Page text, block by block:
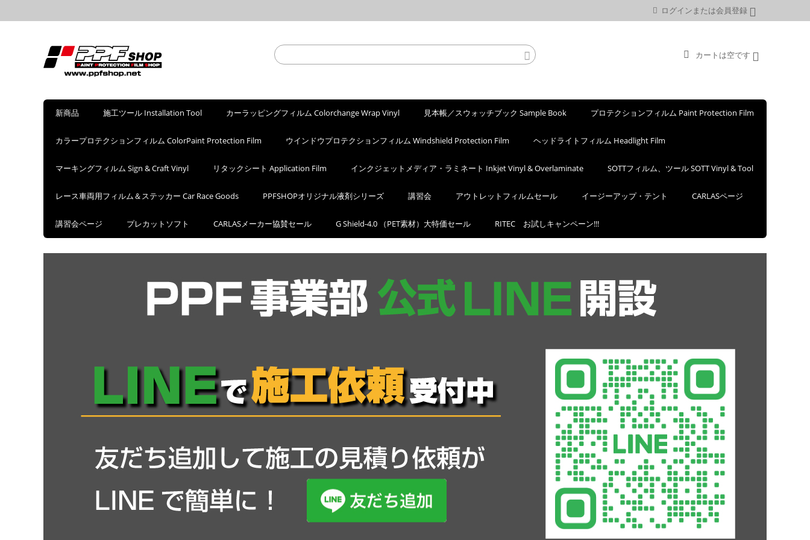
ログインまたは会員登録
カートは空です
新商品 施工ツール Installation Tool カーラッピングフィルム Colorchange Wrap Vinyl 見本帳／スウォッチブック Sample Book プロテクションフィルム Paint Protection Film
カラープロテクションフィルム ColorPaint Protection Film ウインドウプロテクションフィルム Windshield Protection Film ヘッドライトフィルム Headlight Film
マーキングフィルム Sign & Craft Vinyl リタックシート Application Film インクジェットメディア・ラミネート Inkjet Vinyl & Overlaminate SOTTフィルム、ツール SOTT Vinyl & Tool
レース車両用フィルム＆ステッカー Car Race Goods PPFSHOPオリジナル液剤シリーズ 講習会 アウトレットフィルムセール イージーアップ・テント CARLASページ
講習会ページ プレカットソフト CARLASメーカー協賛セール G Shield-4.0 （PET素材）大特価セール RITEC お試しキャンペーン!!!